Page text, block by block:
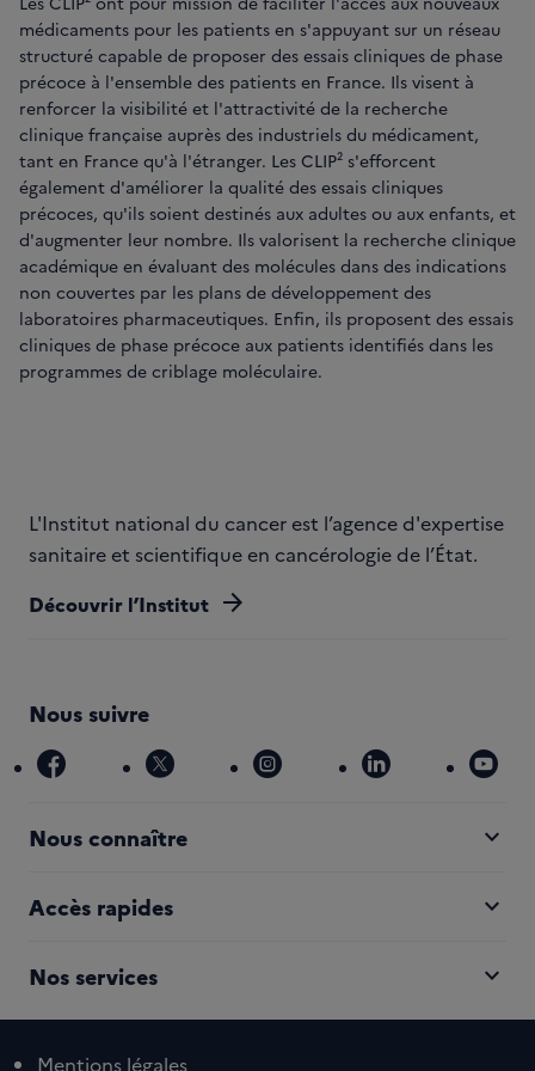
médicaments pour les patients en s'appuyant sur un réseau
structuré capable de proposer des essais cliniques de phase
précoce à l'ensemble des patients en France. Ils visent à
renforcer la visibilité et l'attractivité de la recherche
clinique française auprès des industriels du médicament,
tant en France qu'à l'étranger. Les CLIP² s'efforcent
également d'améliorer la qualité des essais cliniques
précoces, qu'ils soient destinés aux adultes ou aux enfants, et
d'augmenter leur nombre. Ils valorisent la recherche clinique
académique en évaluant des molécules dans des indications
non couvertes par les plans de développement des
laboratoires pharmaceutiques. Enfin, ils proposent des essais
cliniques de phase précoce aux patients identifiés dans les
programmes de criblage moléculaire.
L'Institut national du cancer est l’agence d'expertise
sanitaire et scientifique en cancérologie de l’État.
Découvrir l’Institut arrow_forward
Nous suivre
facebook x instagram linkedin
Nous connaître expand_more
Accès rapides expand_more
Nos services expand_more
Mentions légales